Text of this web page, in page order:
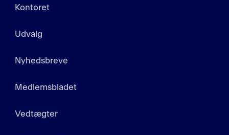
Kontoret
Udvalg
Nyhedsbreve
Medlemsbladet
Vedtægter